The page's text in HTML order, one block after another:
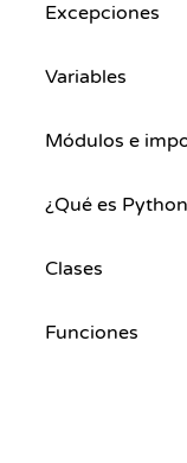
Excepciones
Variables
Módulos e
¿Qué es
Clases
Funciones